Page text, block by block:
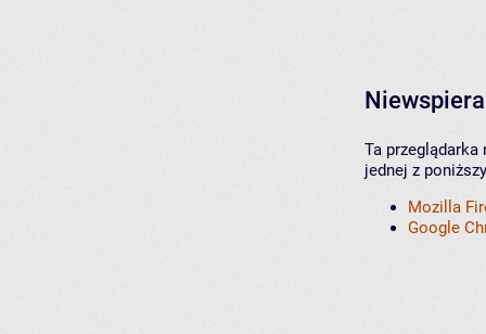
Ta
jednej z
Mozilla
Google